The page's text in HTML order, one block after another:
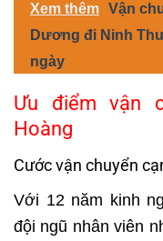
Xem thêm Vận
Dương đi Ninh
ngày
Ưu điểm vận
Hoàng
Cước vận chuyển
Với 12 năm kinh
đội ngũ nhân viên